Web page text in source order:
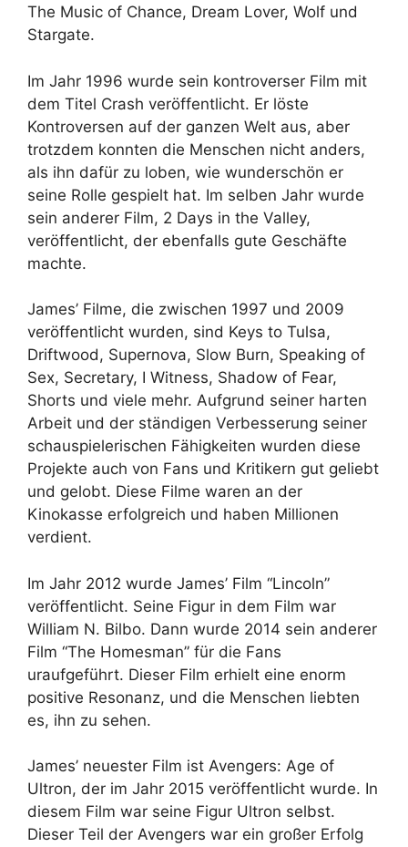
The Music of Chance, Dream Lover, Wolf und
Stargate.
Im Jahr 1996 wurde sein kontroverser Film mit
dem Titel Crash veröffentlicht. Er löste
Kontroversen auf der ganzen Welt aus, aber
trotzdem konnten die Menschen nicht anders,
als ihn dafür zu loben, wie wunderschön er
seine Rolle gespielt hat. Im selben Jahr wurde
sein anderer Film, 2 Days in the Valley,
veröffentlicht, der ebenfalls gute Geschäfte
machte.
James’ Filme, die zwischen 1997 und 2009
veröffentlicht wurden, sind Keys to Tulsa,
Driftwood, Supernova, Slow Burn, Speaking of
Sex, Secretary, I Witness, Shadow of Fear,
Shorts und viele mehr. Aufgrund seiner harten
Arbeit und der ständigen Verbesserung seiner
schauspielerischen Fähigkeiten wurden diese
Projekte auch von Fans und Kritikern gut geliebt
und gelobt. Diese Filme waren an der
Kinokasse erfolgreich und haben Millionen
verdient.
Im Jahr 2012 wurde James’ Film “Lincoln”
veröffentlicht. Seine Figur in dem Film war
William N. Bilbo. Dann wurde 2014 sein anderer
Film “The Homesman” für die Fans
uraufgeführt. Dieser Film erhielt eine enorm
positive Resonanz, und die Menschen liebten
es, ihn zu sehen.
James’ neuester Film ist Avengers: Age of
Ultron, der im Jahr 2015 veröffentlicht wurde. In
diesem Film war seine Figur Ultron selbst.
Dieser Teil der Avengers war ein großer Erfolg